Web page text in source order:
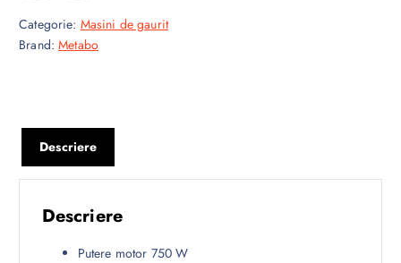
Categorie: Masini de gaurit
Brand:Metabo
Descriere
Descriere
Putere motor 750 W